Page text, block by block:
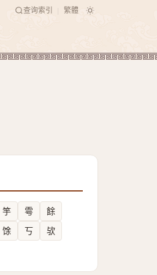
查询索引 繁體
竽 雩
餘
馀 丂 欤